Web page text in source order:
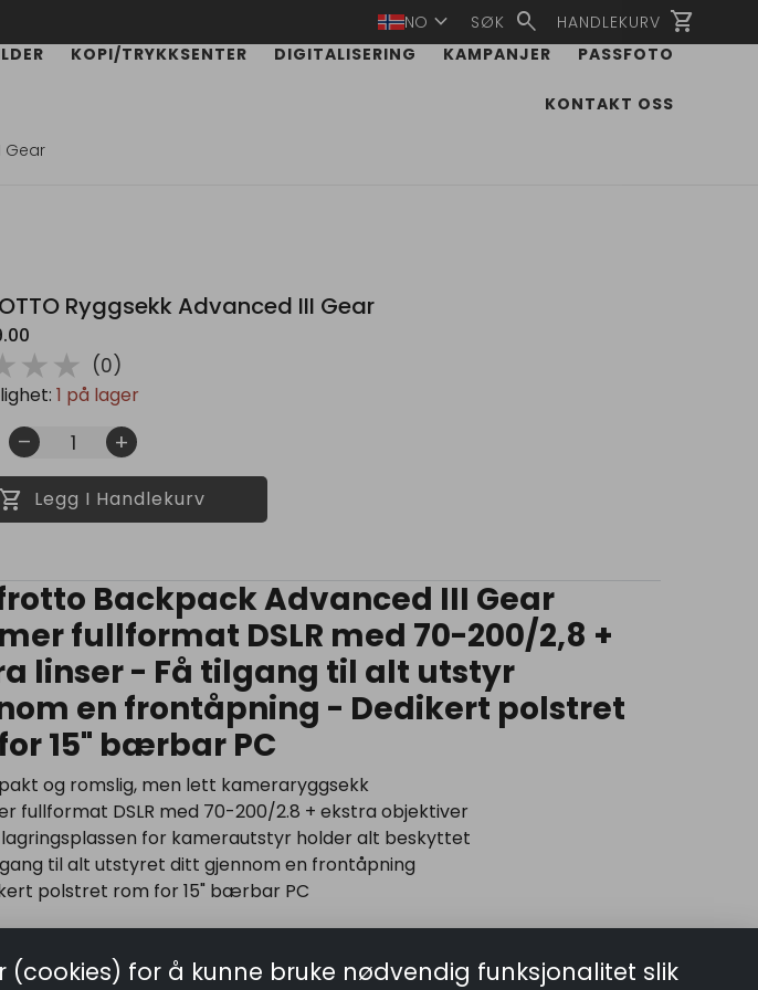
KOPI/TRYKKSENTER DIGITALISERING KAMPANJER PASSFOTO
KONTAKT OSS
NO expand_more SØK search HANDLEKURV shopping_cart
Gear
Ryggsekk Advanced III Gear
★★ (0)
1 på lager
remove add
shopping_cart Legg I Handlekurv
Backpack Advanced III Gear
fullformat DSLR med 70-200/2,8 +
linser - Få tilgang til alt utstyr
en frontåpning - Dedikert polstret
15" bærbar PC
og romslig, men lett kameraryggsekk
fullformat DSLR med 70-200/2.8 + ekstra objektiver
lagringsplassen for kamerautstyr holder alt beskyttet
til alt utstyret ditt gjennom en frontåpning
polstret rom for 15" bærbar PC
og funksjonell ryggsekk for kamera og bærbar PC fullstendig dedikert til
Manfrotto Advanced Gear Backpack M III for DSLR og CSC er en
for å kunne bruke nødvendig funksjonalitet slik